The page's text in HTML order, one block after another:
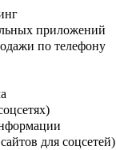
приложений
по телефону
для соцсетей)